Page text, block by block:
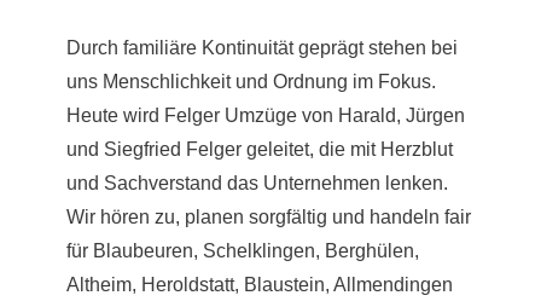
Durch familiäre Kontinuität geprägt stehen bei
uns Menschlichkeit und Ordnung im Fokus.
Heute wird Felger Umzüge von Harald, Jürgen
und Siegfried Felger geleitet, die mit Herzblut
und Sachverstand das Unternehmen lenken.
Wir hören zu, planen sorgfältig und handeln fair
für Blaubeuren, Schelklingen, Berghülen,
Altheim, Heroldstatt, Blaustein, Allmendingen